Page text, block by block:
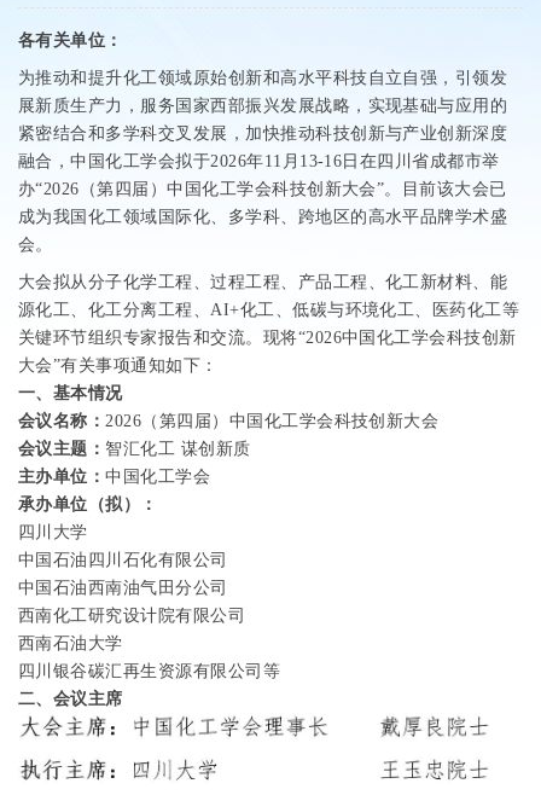
各有关单位：
为推动和提升化工领域原始创新和高水平科技自立自强，引领发
展新质生产力，服务国家西部振兴发展战略，实现基础与应用的
紧密结合和多学科交叉发展，加快推动科技创新与产业创新深度
融合，中国化工学会拟于2026年11月13-16日在四川省成都市举
办“2026（第四届）中国化工学会科技创新大会”。目前该大会已
成为我国化工领域国际化、多学科、跨地区的高水平品牌学术盛
会。
大会拟从分子化学工程、过程工程、产品工程、化工新材料、能
源化工、化工分离工程、AI+化工、低碳与环境化工、医药化工等
关键环节组织专家报告和交流。现将“2026中国化工学会科技创新
大会”有关事项通知如下：
一、 基本情况
会议名称：2026 （第四届）中国化工学会科技创新大会
会议主题： 智汇化工 谋创新质
主办单位：中国化工学会
承办单位（拟）：
四川大学
中国石油四川石化有限公司
中国石油西南油气田分公司
西南化工研究设计院有限公司
西南石油大学
四川银谷碳汇再生资源有限公司等
二、会议主席